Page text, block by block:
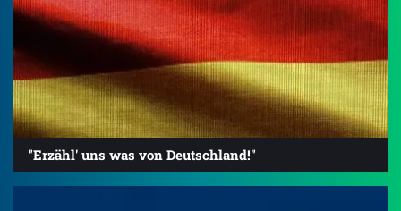
"Erzähl' uns was von Deutschland!"